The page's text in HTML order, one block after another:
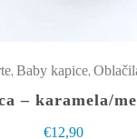
, Baby kapice,
– karamela/
€12,90